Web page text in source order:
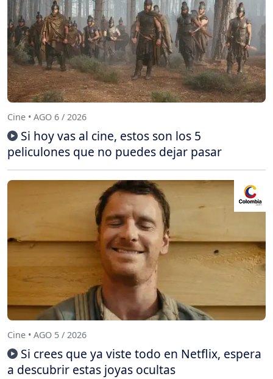
Cine • AGO 6 / 2026
Si hoy vas al cine, estos son los 5
peliculones que no puedes dejar pasar
Cine • AGO 5 / 2026
Si crees que ya viste todo en Netflix, espera
a descubrir estas joyas ocultas